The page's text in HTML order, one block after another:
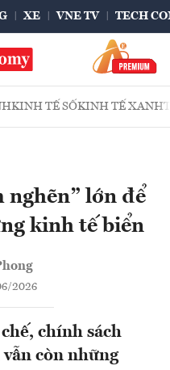
XE VNE TV TECH
KINH TẾ SỐKINH TẾ XANH
nghẽn” lớn để
kinh tế biển
2026
chính sách
còn những